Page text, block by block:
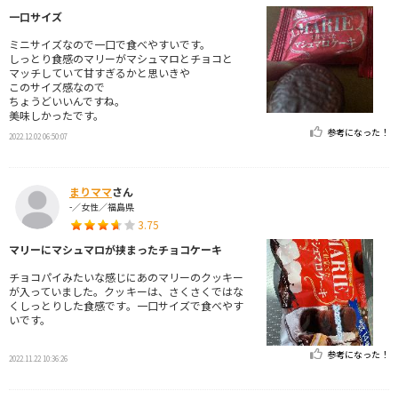
一口サイズ
ミニサイズなので一口で食べやすいです。
しっとり食感のマリーがマシュマロとチョコと
マッチしていて甘すぎるかと思いきや
このサイズ感なので
ちょうどいいんですね。
美味しかったです。
2022.12.02 06:50:07 参考になった！
まりママさん
-／女性／福島県
3.75
マリーにマシュマロが挟まったチョコケーキ
チョコパイみたいな感じにあのマリーのクッキー
が入っていました。クッキーは、さくさくではな
くしっとりした食感です。一口サイズで食べやす
いです。
2022.11.22 10:36:26 参考になった！